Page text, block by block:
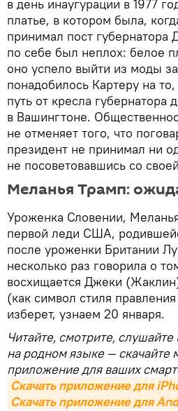
в день инаугурации в 1977
платье, в котором была,
принимал пост
по себе был неплох: белое
оно успело выйти из моды
понадобилось Картеру на
путь от кресла губернатора
в Вашингтоне.
не отменяет того, что
президент не принимал ни
не посоветовавшись со
Меланья Трамп:
Уроженка Словении,
первой леди США,
после уроженки Британии
несколько раз говорила о
восхищается Джеки
(как символ стиля
изберет, узнаем 20 января.
Читайте, смотрите,
на родном языке — скачайте
приложение для ваших
Скачать приложение для
Скачать приложение для